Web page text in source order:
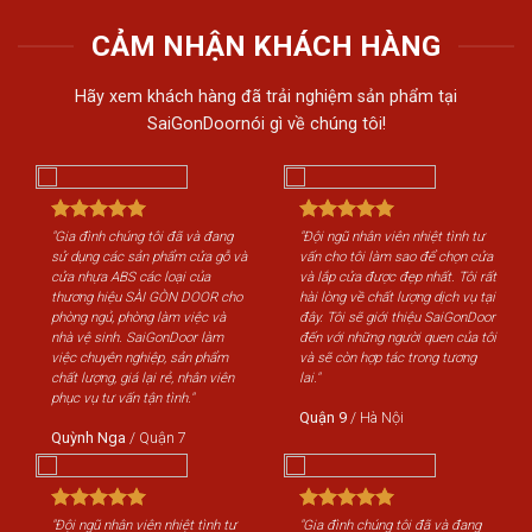
CẢM NHẬN KHÁCH HÀNG
Hãy xem khách hàng đã trải nghiệm sản phẩm tại
SaiGonDoornói gì về chúng tôi!
"Gia đình chúng tôi đã và đang
sử dụng các sản phẩm cửa gỗ và
cửa nhựa ABS các loại của
thương hiệu SÀI GÒN DOOR cho
phòng ngủ, phòng làm việc và
nhà vệ sinh. SaiGonDoor làm
việc chuyên nghiệp, sản phẩm
chất lượng, giá lại rẻ, nhân viên
phục vụ tư vấn tận tình."
Quỳnh Nga / Quận 7
"Đội ngũ nhân viên nhiệt tình tư
vấn cho tôi làm sao để chọn cửa
và lắp cửa được đẹp nhất. Tôi rất
hài lòng về chất lượng dịch vụ tại
đây. Tôi sẽ giới thiệu SaiGonDoor
đến với những người quen của tôi
và sẽ còn hợp tác trong tương
lai."
Quận 9 / Hà Nội
"Đội ngũ nhân viên nhiệt tình tư
"Gia đình chúng tôi đã và đang